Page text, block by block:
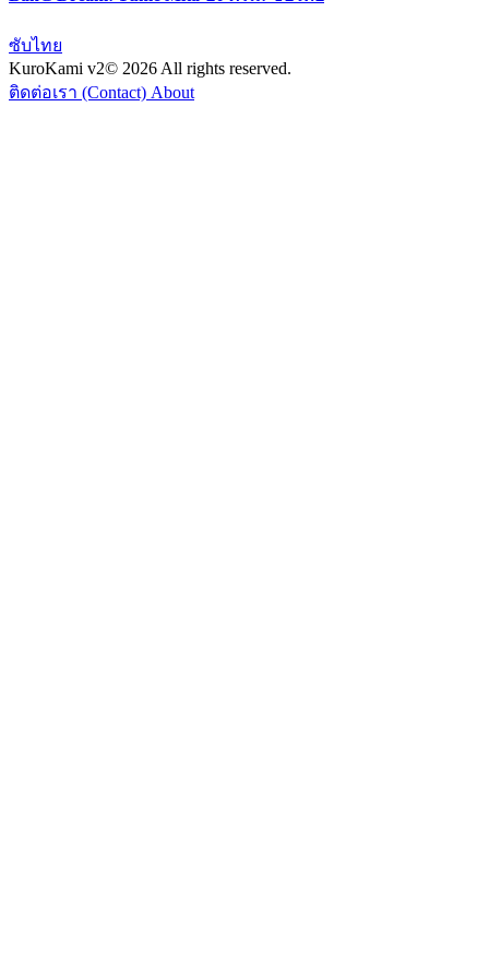
ซับไทย
KuroKami v2© 2026 All rights reserved.
ติดต่อเรา (Contact) About